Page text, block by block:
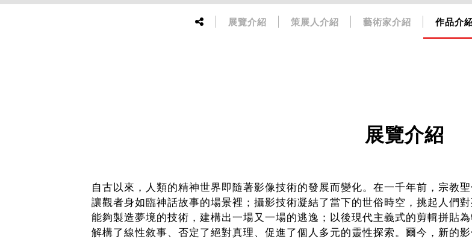
展覽介紹 策展人介紹 藝術家介紹 作品介
展覽介紹
自古以來，人類的精神世界即隨著影像技術的發展而變化。在一千年前，宗教
讓觀者身如臨神話故事的場景裡；攝影技術凝結了當下的世俗時空，挑起人們
能夠製造夢境的技術，建構出一場又一場的逃逸；以後現代主義式的剪輯拼貼
解構了線性敘事、否定了絕對真理、促進了個人多元的靈性探索。爾今，新的